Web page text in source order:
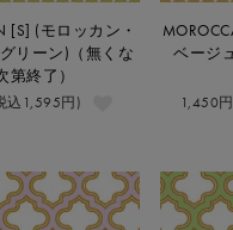
[S] (モロッカン・
リーン)（無くな
第終了）
込1,595円)
ベージ
1,450